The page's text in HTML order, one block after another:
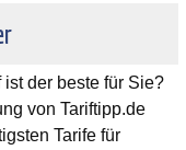
ist der beste für Sie?
von Tariftipp.de
Tarife für